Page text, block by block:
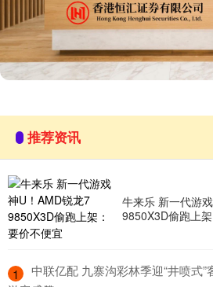
推荐资讯
牛来乐 新一代游
9850X3D偷跑上
1
中联亿配 九寨沟彩林季迎“井喷式”